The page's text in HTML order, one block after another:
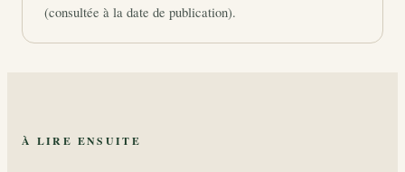
(consultée à la date de publication).
À LIRE ENSUITE